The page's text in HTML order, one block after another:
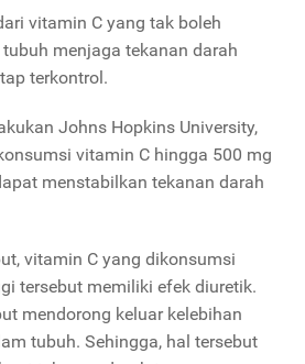
vitamin C yang tak boleh
menjaga tekanan darah
terkontrol.
Johns Hopkins University,
vitamin C hingga 500 mg
menstabilkan tekanan darah
vitamin C yang dikonsumsi
tersebut memiliki efek diuretik.
mendorong keluar kelebihan
tubuh. Sehingga, hal tersebut